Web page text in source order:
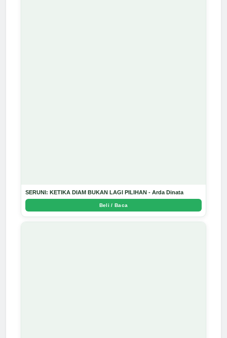
SERUNI: KETIKA DIAM BUKAN LAGI PILIHAN - Arda Dinata
Beli / Baca